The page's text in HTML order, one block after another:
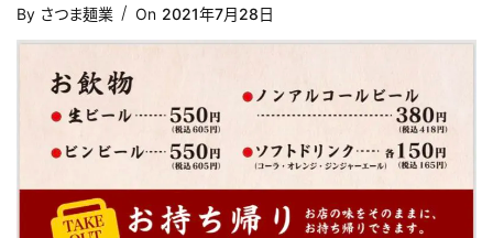
By さつま麺業
Posted
On
On 2021年7月28日